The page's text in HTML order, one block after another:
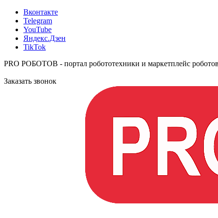
Вконтакте
Telegram
YouTube
Яндекс.Дзен
TikTok
PRO РОБОТОВ - портал робототехники и маркетплейс
Заказать звонок